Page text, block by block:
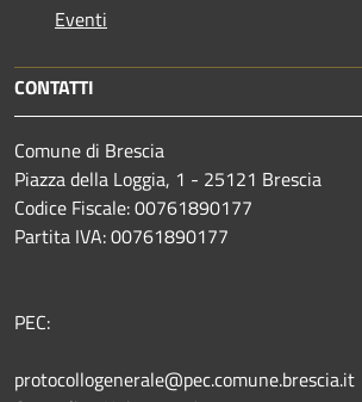
Eventi
CONTATTI
Comune di Brescia
Piazza della Loggia, 1 - 25121 Brescia
Codice Fiscale: 00761890177
Partita IVA: 00761890177
PEC:
protocollogenerale@pec.comune.brescia.it